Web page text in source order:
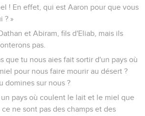
! En effet, qui est Aaron pour que vous
? »
et Abiram, fils d'Eliab, mais ils
pas.
que tu nous aies fait sortir d'un pays où
pour nous faire mourir au désert ?
domines sur nous ?
un pays où coulent le lait et le miel que
ne sont pas des champs et des